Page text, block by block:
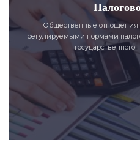
Общественные отношения
регулируемыми нормами
государственного